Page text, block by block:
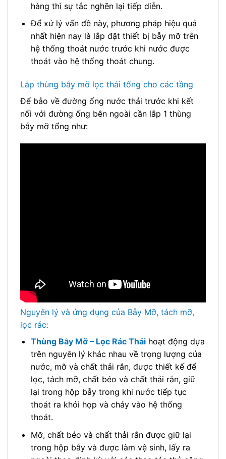
hàng thì sự tắc nghẽn lại tiếp diễn.
Để xử lý vấn đề này, phương pháp hiệu quả
nhất hiện nay là lắp đặt thiết bị bẫy mỡ trên
hệ thống thoát nước trước khi nước được
thoát vào hệ thống thoát chung.
Lắp thùng bẫy mỡ lọc thải tổng cho các tầng
Để bảo về đường ống nước thải trước khi kết
nối với đường ống bên ngoài cần lắp 1 thùng
bẫy mỡ tổng như:
Nguyên lý và ứng dụng của Bẫy Mỡ, tách mỡ,
lọc rác:
Thùng Bẫy Mỡ – Lọc Rác Thảihoạt động dựa
trên nguyên lý khác nhau về trọng lượng của
nước, mỡ và chất thải rắn, được thiết kế để
lọc, tách mỡ, chất béo và chất thải rắn, giữ
lại trong hộp bẫy trong khi nước tiếp tục
thoát ra khỏi họp và chảy vào hệ thống
thoát.
Mỡ, chất béo và chất thải rắn được giữ lại
trong hộp bẫy và được làm vệ sinh, lấy ra